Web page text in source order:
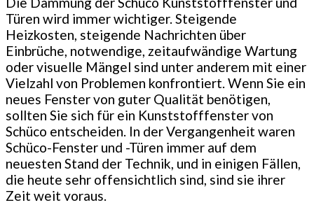
Türen wird immer wichtiger. Steigende
Heizkosten, steigende Nachrichten über
Einbrüche, notwendige, zeitaufwändige Wartung
oder visuelle Mängel sind unter anderem mit einer
Vielzahl von Problemen konfrontiert. Wenn Sie ein
neues Fenster von guter Qualität benötigen,
sollten Sie sich für ein Kunststofffenster von
Schüco entscheiden. In der Vergangenheit waren
Schüco-Fenster und -Türen immer auf dem
neuesten Stand der Technik, und in einigen Fällen,
die heute sehr offensichtlich sind, sind sie ihrer
Zeit weit voraus.